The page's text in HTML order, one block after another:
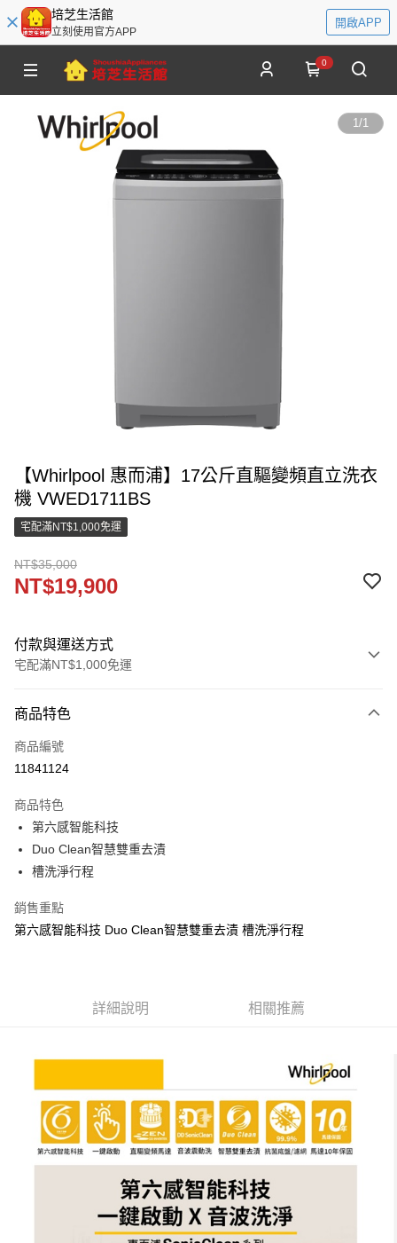
培芝生活館
立刻使用官方APP
開啟APP
0
1/1
【Whirlpool 惠而浦】17公斤直驅變頻直立洗衣
機 VWED1711BS
宅配滿NT$1,000免運
NT$35,000
NT$19,900
付款與運送方式
宅配滿NT$1,000免運
信用卡一次付款
LINE Pay
悠遊付
ATM付款
運送方式
宅配
每筆NT$150，滿NT$2,000(含以上)免運費
商品特色
商品編號
11841124
商品特色
第六感智能科技
Duo Clean智慧雙重去漬
槽洗淨行程
銷售重點
第六感智能科技 Duo Clean智慧雙重去漬 槽洗淨行程
詳細說明 相關推薦